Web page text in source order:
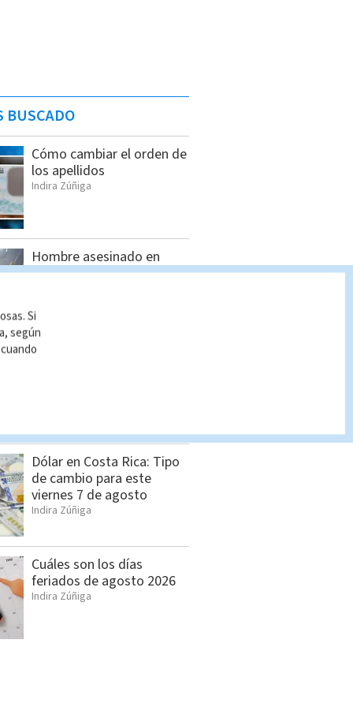
BUSCADO
Cómo cambiar el orden de
los apellidos
Indira Zúñiga
Hombre asesinado en
Siquirres tenía 34 años;
Feria de empleo reunirá
Dólar en Costa Rica: Tipo
de cambio para este
viernes 7 de agosto
Indira Zúñiga
Cuáles son los días
feriados de agosto 2026
Indira Zúñiga
Si
según